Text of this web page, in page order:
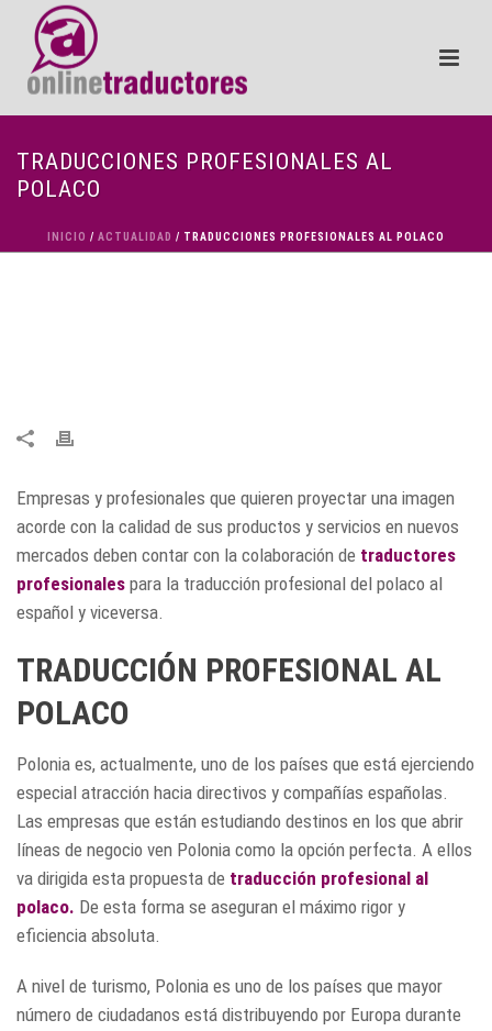
TRADUCCIONES PROFESIONALES AL
POLACO
INICIO / ACTUALIDAD / TRADUCCIONES PROFESIONALES AL POLACO
Empresas y profesionales que quieren proyectar una imagen
acorde con la calidad de sus productos y servicios en nuevos
mercados deben contar con la colaboración de traductores
profesionales para la traducción profesional del polaco al
español y viceversa.
TRADUCCIÓN PROFESIONAL AL
POLACO
Polonia es, actualmente, uno de los países que está ejerciendo
especial atracción hacia directivos y compañías españolas.
Las empresas que están estudiando destinos en los que abrir
líneas de negocio ven Polonia como la opción perfecta. A ellos
va dirigida esta propuesta de traducción profesional al
polaco. De esta forma se aseguran el máximo rigor y
eficiencia absoluta.
A nivel de turismo, Polonia es uno de los países que mayor
número de ciudadanos está distribuyendo por Europa durante